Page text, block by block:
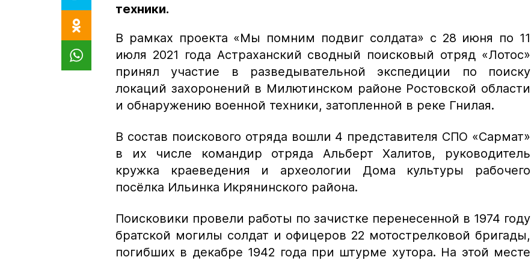
техники.
В рамках проекта «Мы помним подвиг солдата» с 28 июня по 11
июля 2021 года Астраханский сводный поисковый отряд «Лотос»
принял участие в разведывательной экспедиции по поиску
локаций захоронений в Милютинском районе Ростовской области
и обнаружению военной техники, затопленной в реке Гнилая.
В состав поискового отряда вошли 4 представителя СПО «Сармат»
в их числе командир отряда Альберт Халитов, руководитель
кружка краеведения и археологии Дома культуры рабочего
посёлка Ильинка Икрянинского района.
Поисковики провели работы по зачистке перенесенной в 1974 году
братской могилы солдат и офицеров 22 мотострелковой бригады,
погибших в декабре 1942 года при штурме хутора. На этой месте